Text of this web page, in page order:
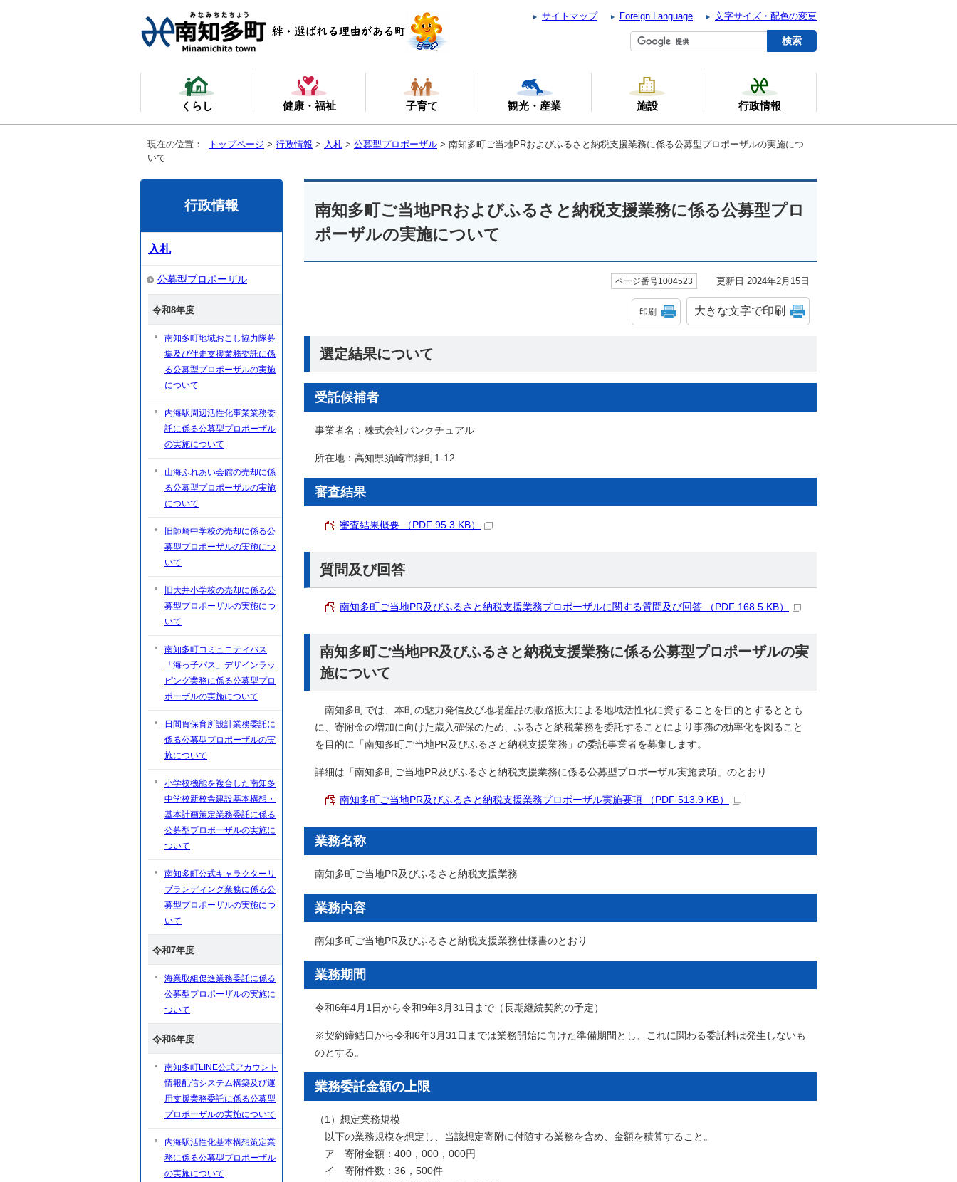
サイトマップ Foreign Language 文字サイズ・配色の変更
くらし 健康・福祉 子育て 観光・産業 施設 行政情報
現在の位置： トップページ > 行政情報 > 入札 > 公募型プロポーザル > 南知多町ご当地PRおよびふるさと納税支援業務に係る公募型プロポーザルの実施につ
いて
南知多町ご当地PRおよびふるさと納税支援業務に係る公募型プロ
ポーザルの実施について
ページ番号1004523 更新日 2024年2月15日
印刷 大きな文字で印刷
選定結果について
受託候補者
事業者名：株式会社パンクチュアル
所在地：高知県須崎市緑町1-12
審査結果
審査結果概要 （PDF 95.3 KB）
質問及び回答
南知多町ご当地PR及びふるさと納税支援業務プロポーザルに関する質問及び回答 （PDF 168.5 KB）
南知多町ご当地PR及びふるさと納税支援業務に係る公募型プロポーザルの実
施について
南知多町では、本町の魅力発信及び地場産品の販路拡大による地域活性化に資することを目的とするととも
に、寄附金の増加に向けた歳入確保のため、ふるさと納税業務を委託することにより事務の効率化を図ること
を目的に「南知多町ご当地PR及びふるさと納税支援業務」の委託事業者を募集します。
詳細は「南知多町ご当地PR及びふるさと納税支援業務に係る公募型プロポーザル実施要項」のとおり
南知多町ご当地PR及びふるさと納税支援業務プロポーザル実施要項 （PDF 513.9 KB）
業務名称
南知多町ご当地PR及びふるさと納税支援業務
業務内容
南知多町ご当地PR及びふるさと納税支援業務仕様書のとおり
業務期間
令和6年4月1日から令和9年3月31日まで（長期継続契約の予定）
※契約締結日から令和6年3月31日までは業務開始に向けた準備期間とし、これに関わる委託料は発生しないも
のとする。
業務委託金額の上限
（1）想定業務規模
以下の業務規模を想定し、当該想定寄附に付随する業務を含め、金額を積算すること。
ア 寄附金額：400，000，000円
イ 寄附件数：36，500件
行政情報
入札
公募型プロポーザル
令和8年度
南知多町地域おこし協力隊募
集及び伴走支援業務委託に係
る公募型プロポーザルの実施
について
内海駅周辺活性化事業業務委
託に係る公募型プロポーザル
の実施について
山海ふれあい会館の売却に係
る公募型プロポーザルの実施
について
旧師崎中学校の売却に係る公
募型プロポーザルの実施につ
いて
旧大井小学校の売却に係る公
募型プロポーザルの実施につ
いて
南知多町コミュニティバス
「海っ子バス」デザインラッ
ピング業務に係る公募型プロ
ポーザルの実施について
日間賀保育所設計業務委託に
係る公募型プロポーザルの実
施について
小学校機能を複合した南知多
中学校新校舎建設基本構想・
基本計画策定業務委託に係る
公募型プロポーザルの実施に
ついて
南知多町公式キャラクターリ
ブランディング業務に係る公
募型プロポーザルの実施につ
いて
令和7年度
海業取組促進業務委託に係る
公募型プロポーザルの実施に
ついて
令和6年度
南知多町LINE公式アカウント
情報配信システム構築及び運
用支援業務委託に係る公募型
プロポーザルの実施について
内海駅活性化基本構想策定業
務に係る公募型プロポーザル
の実施について